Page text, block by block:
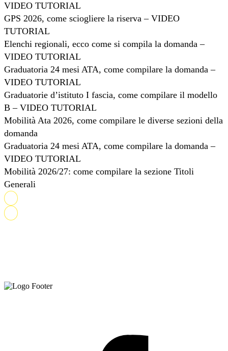
VIDEO TUTORIAL
GPS 2026, come sciogliere la riserva – VIDEO
TUTORIAL
Elenchi regionali, ecco come si compila la domanda –
VIDEO TUTORIAL
Graduatoria 24 mesi ATA, come compilare la domanda –
VIDEO TUTORIAL
Graduatorie d’istituto I fascia, come compilare il modello
B – VIDEO TUTORIAL
Mobilità Ata 2026, come compilare le diverse sezioni della
domanda
Graduatoria 24 mesi ATA, come compilare la domanda –
VIDEO TUTORIAL
Mobilità 2026/27: come compilare la sezione Titoli
Generali